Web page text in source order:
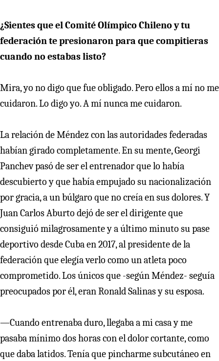
¿Sientes que el Comité Olímpico Chileno y tu
federación te presionaron para que compitieras
cuando no estabas listo?
Mira, yo no digo que fue obligado. Pero ellos a mí no me
cuidaron. Lo digo yo. A mí nunca me cuidaron.
La relación de Méndez con las autoridades federadas
habían girado completamente. En su mente, Georgi
Panchev pasó de ser el entrenador que lo había
descubierto y que había empujado su nacionalización
por gracia, a un búlgaro que no creía en sus dolores. Y
Juan Carlos Aburto dejó de ser el dirigente que
consiguió milagrosamente y a último minuto su pase
deportivo desde Cuba en 2017, al presidente de la
federación que elegía verlo como un atleta poco
comprometido. Los únicos que -según Méndez- seguía
preocupados por él, eran Ronald Salinas y su esposa.
—Cuando entrenaba duro, llegaba a mi casa y me
pasaba mínimo dos horas con el dolor cortante, como
que daba latidos. Tenía que pincharme subcutáneo en